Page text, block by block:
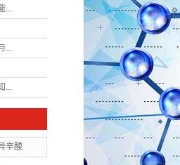
...
...
...
辛酸